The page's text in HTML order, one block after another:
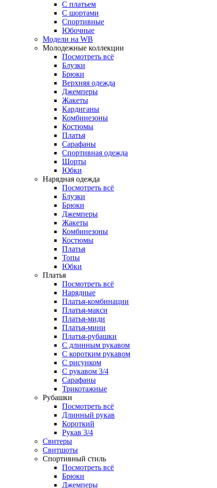
С платьем
С шортами
Спортивные
Юбочные
Модели на WB
Молодежные коллекции
Посмотреть всё
Блузки
Брюки
Верхняя одежда
Джемперы
Жакеты
Кардиганы
Комбинезоны
Костюмы
Платья
Сарафаны
Спортивная одежда
Шорты
Юбки
Нарядная одежда
Посмотреть всё
Блузки
Брюки
Джемперы
Жакеты
Комбинезоны
Костюмы
Платья
Топы
Юбки
Платья
Посмотреть всё
Нарядные
Платья-комбинации
Платья-макси
Платья-миди
Платья-мини
Платья-рубашки
С длинным рукавом
С коротким рукавом
С рисунком
С рукавом 3/4
Сарафаны
Трикотажные
Рубашки
Посмотреть всё
Длинный рукав
Короткий
Рукав 3/4
Свитеры
Свитшоты
Спортивный стиль
Посмотреть всё
Брюки
Джемперы